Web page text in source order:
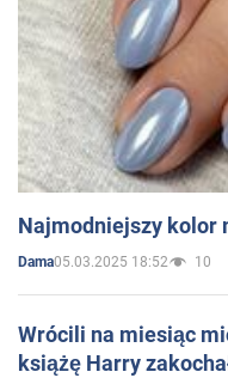
Najmodniejszy kolor
Dama05.03.2025 18:52 10
Wrócili na miesiąc
książę Harry